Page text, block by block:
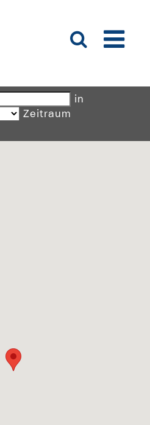
in
Zeitraum